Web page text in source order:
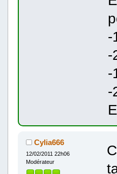
-
-
-
-
Cylia666
12/02/2011 22h06
Modérateur